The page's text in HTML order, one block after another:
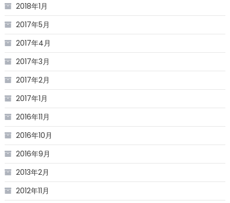
2018年1月
2017年5月
2017年4月
2017年3月
2017年2月
2017年1月
2016年11月
2016年10月
2016年9月
2013年2月
2012年11月